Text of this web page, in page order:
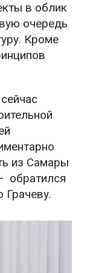
в облик
очередь
Кроме
из Самары
обратился